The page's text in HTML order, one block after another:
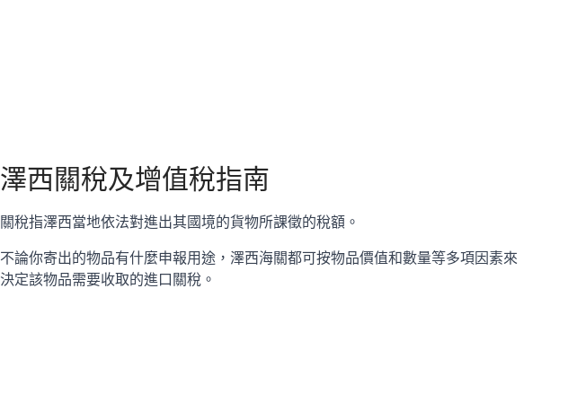
澤西關稅及增值稅指南
關稅指澤西當地依法對進出其國境的貨物所課徵的稅額。
不論你寄出的物品有什麼申報用途，澤西海關都可按物品價值和數量等多項因素來
決定該物品需要收取的進口關稅。